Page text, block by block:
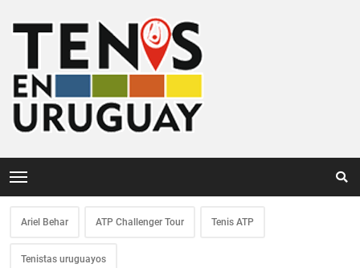
Ariel Behar ATP Challenger Tour Tenis ATP
Tenistas uruguayos